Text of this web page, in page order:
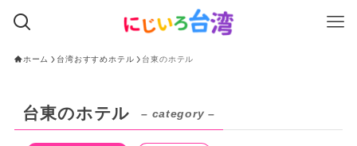
ホーム 台湾おすすめホテル 台東のホテル
台東のホテル – category –